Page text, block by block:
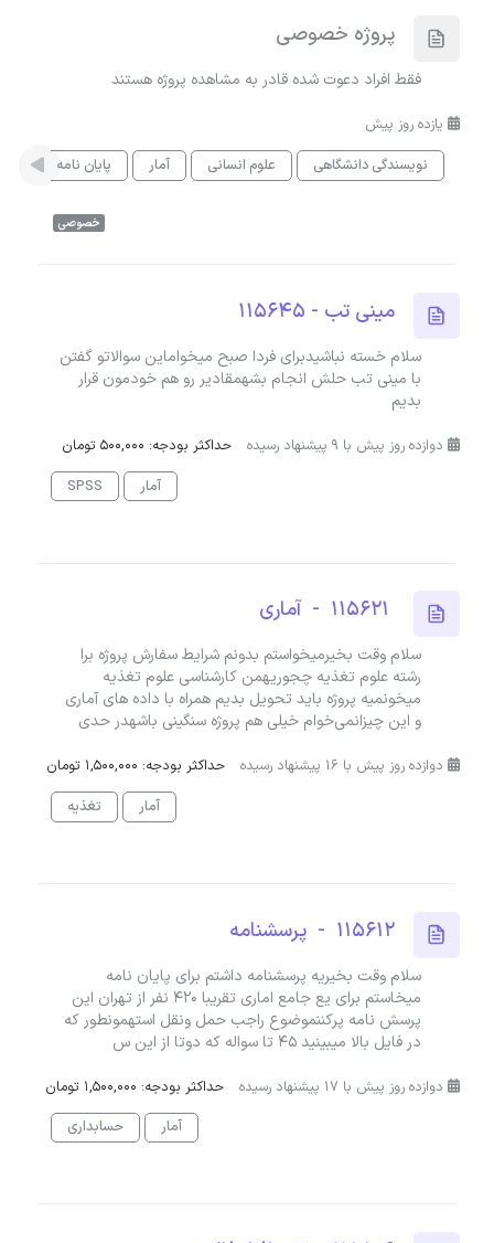
پروژه خصوصی
فقط افراد دعوت شده قادر به مشاهده پروژه هستند
یازده روز پیش
نویسندگی دانشگاهی
علوم انسانی آمار پایان نامه
خصوصی
مینی تب - 115645
سلام خسته نباشیدبرای فردا صبح میخواماین سوالاتو گفتن
با مینی تب حلش انجام بشهمقادیر رو هم خودمون قرار
بدیم
دوازده روز پیش با 9 پیشنهاد رسیده
حداکثر بودجه: 500,000 تومان
آمار
SPSS
سلام وقت بخیرمیخواستم بدونم شرایط سفارش پروژه برا
رشته علوم تغذیه چجوریهمن کارشناسی علوم تغذیه
میخونمیه پروژه باید تحویل بدیم همراه با داده های آماری
و این چیزانمی‌خوام خیلی هم پروژه سنگینی باشهدر حدی
دوازده روز پیش با 16 پیشنهاد رسیده
حداکثر بودجه: 1,500,000 تومان
آمار
تغذیه
115612 - پرسشنامه
سلام وقت بخیریه پرسشنامه داشتم برای پایان نامه
میخاستم برای یع جامع اماری تقریبا ۴۲۰ نفر از تهران این
پرسش نامه پرکننموضوع راجب حمل ونقل استهمونطور که
در فایل بالا میبینید ۴۵ تا سواله که دوتا از این س
دوازده روز پیش با 17 پیشنهاد رسیده
حداکثر بودجه: 1,500,000 تومان
آمار
حسابداری